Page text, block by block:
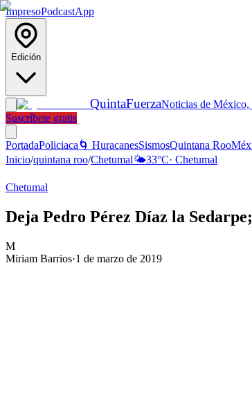
ImpresoPodcastApp
Edición
QuintaFuerzaNoticias de México,
Suscríbete gratis
PortadaPoliciaca 🌀 HuracanesSismosQuintana Roo
Inicio/quintana roo/Chetumal🌤️33°C· Chetumal
Chetumal
Deja Pedro Pérez Díaz la
M
Miriam Barrios·1 de marzo de 2019